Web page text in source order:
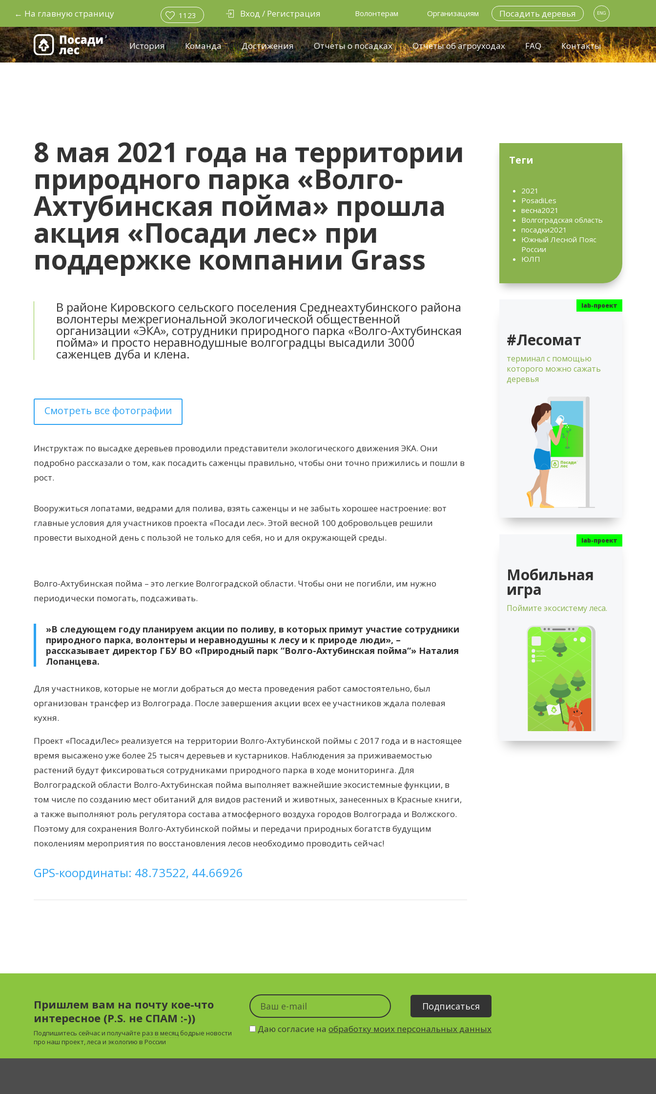
← На главную страницу 1123 Вход / Регистрация Волонтерам Организациям Посадить деревья ENG
История Команда Достижения Отчеты о посадках Отчёты об агроуходах FAQ Контакты
8 мая 2021 года на территории
природного парка «Волго-
Ахтубинская пойма» прошла
акция «Посади лес» при
поддержке компании Grass
В районе Кировского сельского поселения Среднеахтубинского района
волонтеры межрегиональной экологической общественной
организации «ЭКА», сотрудники природного парка «Волго-Ахтубинская
пойма» и просто неравнодушные волгоградцы высадили 3000
саженцев дуба и клена.
Смотреть все фотографии
Инструктаж по высадке деревьев проводили представители экологического движения ЭКА. Они
подробно рассказали о том, как посадить саженцы правильно, чтобы они точно прижились и пошли в
рост.
Вооружиться лопатами, ведрами для полива, взять саженцы и не забыть хорошее настроение: вот
главные условия для участников проекта «Посади лес». Этой весной 100 добровольцев решили
провести выходной день с пользой не только для себя, но и для окружающей среды.
Волго-Ахтубинская пойма – это легкие Волгоградской области. Чтобы они не погибли, им нужно
периодически помогать, подсаживать.
»В следующем году планируем акции по поливу, в которых примут участие сотрудники
природного парка, волонтеры и неравнодушны к лесу и к природе люди», –
рассказывает директор ГБУ ВО «Природный парк “Волго-Ахтубинская пойма“» Наталия
Лопанцева.
Для участников, которые не могли добраться до места проведения работ самостоятельно, был
организован трансфер из Волгограда. После завершения акции всех ее участников ждала полевая
кухня.
Проект «ПосадиЛес» реализуется на территории Волго-Ахтубинской поймы с 2017 года и в настоящее
время высажено уже более 25 тысяч деревьев и кустарников. Наблюдения за приживаемостью
растений будут фиксироваться сотрудниками природного парка в ходе мониторинга. Для
Волгоградской области Волго-Ахтубинская пойма выполняет важнейшие экосистемные функции, в
том числе по созданию мест обитаний для видов растений и животных, занесенных в Красные книги,
а также выполняют роль регулятора состава атмосферного воздуха городов Волгограда и Волжского.
Поэтому для сохранения Волго-Ахтубинской поймы и передачи природных богатств будущим
поколениям мероприятия по восстановления лесов необходимо проводить сейчас!
GPS-координаты: 48.73522, 44.66926
Теги
2021
PosadiLes
весна2021
Волгоградская область
посадки2021
Южный Лесной Пояс
России
ЮЛП
#Лесомат
терминал с помощью
которого можно сажать
деревья
Мобильная
игра
Поймите экосистему леса.
Пришлем вам на почту кое-что
интересное (P.S. не СПАМ :-))
Подпишитесь сейчас и получайте раз в месяц бодрые новости
про наш проект, леса и экологию в России
Даю согласие наобработку моих персональных данных